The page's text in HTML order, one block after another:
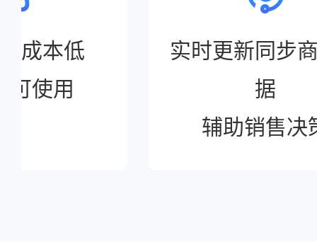
成本低
可使用
实时更新同步
据
辅助销售决